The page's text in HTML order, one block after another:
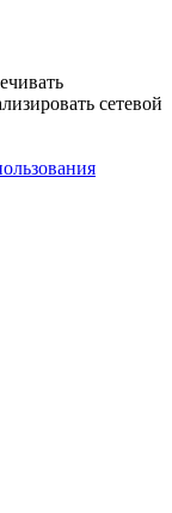
сетевой